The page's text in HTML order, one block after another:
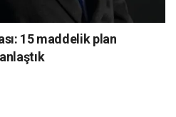
15 maddelik plan